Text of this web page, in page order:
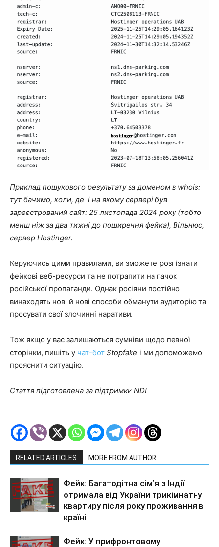
Приклад пошукового результату за доменом в whois:
тут бачимо, коли, де і на якому сервері був
зареєстрований сайт: 25 листопада 2024 року (тобто
менш ніж за два тижні до поширення фейка), Вільнюс,
сервер Hostinger.
Керуючись цими правилами, ви зможете розпізнати
фейкові веб-ресурси та не потрапити на гачок
російської пропаганди. Однак росіяни постійно
винаходять нові й нові способи обманути аудиторію та
просувати свої злочинні наративи.
Тож якщо у вас залишаються сумніви щодо певної
сторінки, пишіть у чат-бот Stopfake і ми допоможемо
прояснити ситуацію.
Стаття підготовлена за підтримки NDI
RELATED ARTICLES MORE FROM AUTHOR
Фейк: Багатодітна сім’я з Індії
отримала від України трикімнатну
квартиру після року проживання в
країні
Фейк: У прифронтовому